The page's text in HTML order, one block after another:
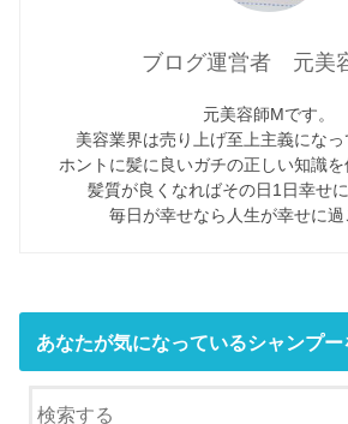
ブログ運営者 元美
元美容師Mです。
美容業界は売り上げ至上主義になっ
ホントに髪に良いガチの正しい知識を
髪質が良くなればその日1日幸せに
毎日が幸せなら人生が幸せに過
あなたが気になっているシャンプー